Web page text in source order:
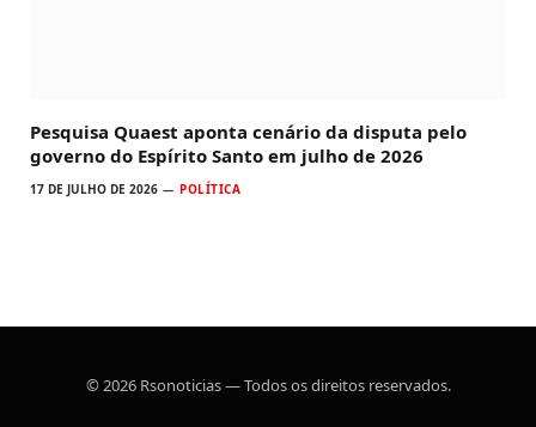
Pesquisa Quaest aponta cenário da disputa pelo
governo do Espírito Santo em julho de 2026
17 DE JULHO DE 2026 POLÍTICA
© 2026 Rsonoticias — Todos os direitos reservados.